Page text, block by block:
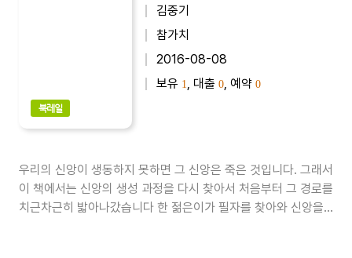
북레일
김중기
참가치
2016-08-08
보유 1 , 대출 0 , 예약 0
우리의 신앙이 생동하지 못하면 그 신앙은 죽은 것입니다. 그래서
이 책에서는 신앙의 생성 과정을 다시 찾아서 처음부터 그 경로를
치근차근히 밟아나갔습니다 한 젊은이가 필자를 찾아와 신앙을